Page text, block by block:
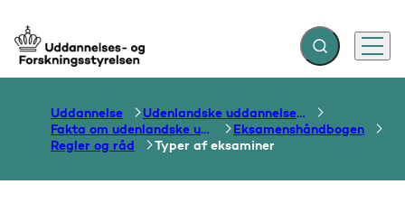
Gå til forsiden Fold søgefelt ud
Menu
Uddannelse
Udenlandske uddannelser og dokumentation over grænser
Fakta om udenlandske uddannelser
Eksamenshåndbogen
Regler og råd
Typer af eksaminer